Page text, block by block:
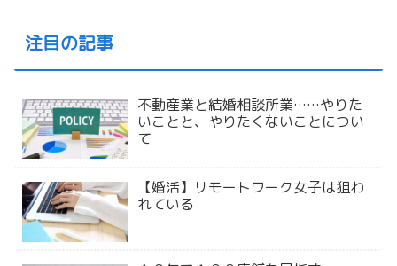
注目の記事
不動産業と結婚相談所業……やりた
いことと、やりたくないことについ
て
【婚活】リモートワーク女子は狙わ
れている